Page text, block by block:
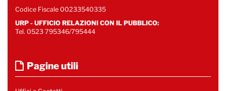
Codice Fiscale 00233540335
URP - UFFICIO RELAZIONI CON IL PUBBLICO:
Tel. 0523 795346/795444
Pagine utili